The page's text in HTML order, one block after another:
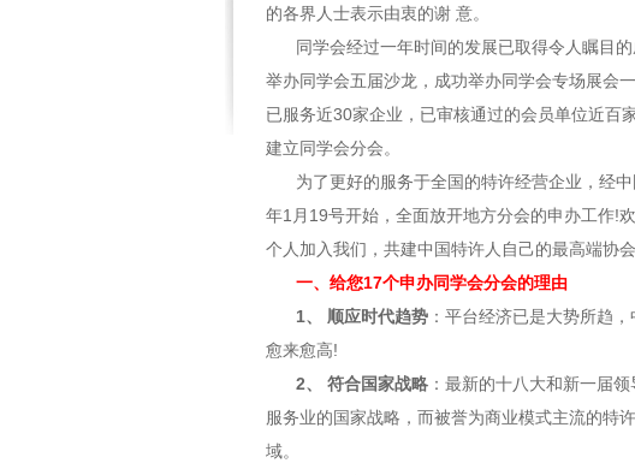
的各界人士表示由衷的谢 意。
同学会经过一年时间的发展已取得令人瞩目
举办同学会五届沙龙，成功举办同学会专场展会
已服务近30家企业，已审核通过的会员单位近百
建立同学会分会。
为了更好的服务于全国的特许经营企业，经
年1月19号开始，全面放开地方分会的申办工作!
个人加入我们，共建中国特许人自己的最高端协
一、给您17个申办同学会分会的理由
1、 顺应时代趋势 ：平台经济已是大势所趋
愈来愈高!
2、 符合国家战略 ：最新的十八大和新一届
服务业的国家战略，而被誉为商业模式主流的特
域。